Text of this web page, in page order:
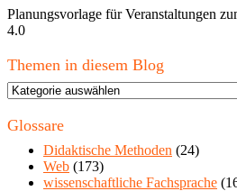
Planungsvorlage für Veranstaltungen
4.0
Themen in diesem Blog
Themen
diesem
Glossare
Didaktische Methoden (24)
Web (173)
wissenschaftliche Fachsprache